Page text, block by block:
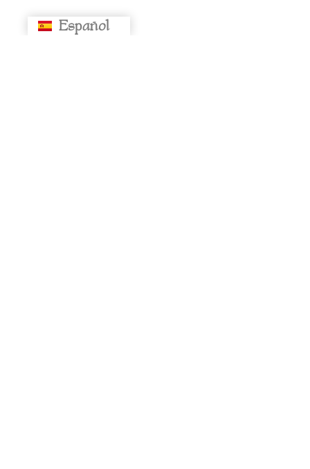
Español
Русский